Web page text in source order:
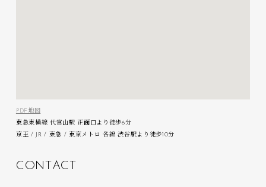
PDF地図
東急東横線 代官山駅 正面口より徒歩6分
京王 / JR / 東急 / 東京メトロ 各線 渋谷駅より徒歩10分
C ON T AC T